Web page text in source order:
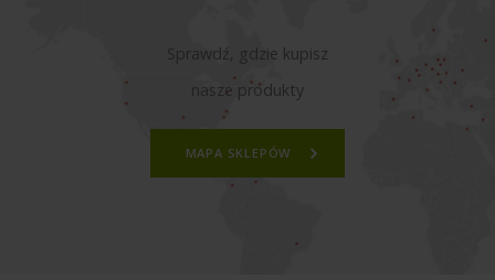
Sprawdź, gdzie kupisz
nasze produkty
MAPA SKLEPÓW